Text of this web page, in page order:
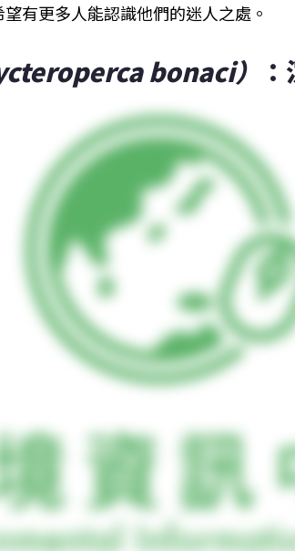
有更多人能認識他們的迷人之處。
bonaci）